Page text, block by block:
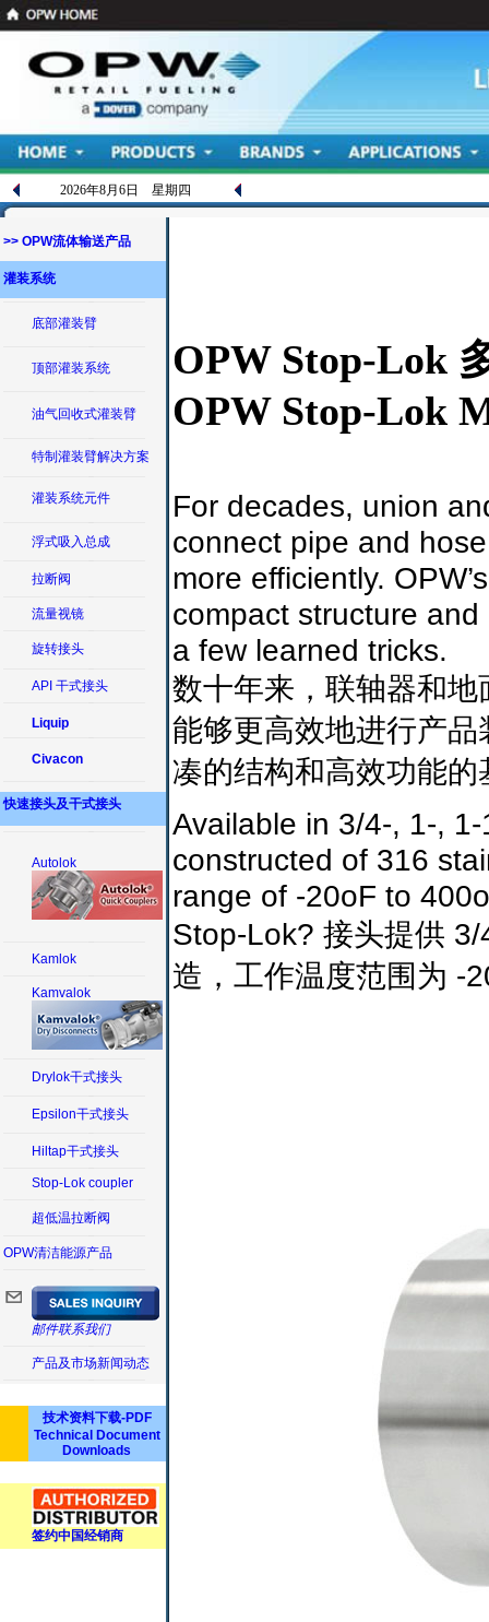
2026年8月6日 星期四
>> OPW流体输送产品
灌装系统
底部灌装臂
顶部灌装系统
油气回收式灌装臂
特制灌装臂解决方案
灌装系统元件
浮式吸入总成
拉断阀
流量视镜
旋转接头
API 干式接头
Liquip
Civacon
快速接头及干式接头
Autolok
Kamlok
Kamvalok
Drylok干式接头
Epsilon干式接头
Hiltap干式接头
Stop-Lok coupler
超低温拉断阀
OPW清洁能源产品
邮件联系我们
产品及市场新闻动态
技术资料下载-PDF
Technical Document
Downloads
签约中国经销商
OPW Stop-Lok
OPW Stop-Lok
For decades, union
connect pipe and
more efficiently.
compact structure
a few learned tricks.
数十年来，联轴器和
能够更高效地进行产
凑的结构和高效功能
Available in 3/4-, 1-,
constructed of 316
range of -20oF to
Stop-Lok? 接头提供
造，工作温度范围为 -